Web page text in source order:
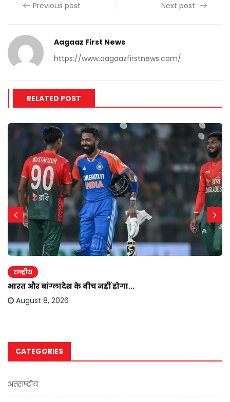
Previous post Next post
Aagaaz First News
https://www.aagaazfirstnews.com/
RELATED POST
राष्ट्रीय
भारत और बांग्लादेश के बीच नहीं होगा...
August 8, 2026
CATEGORIES
अंतराष्ट्रीय